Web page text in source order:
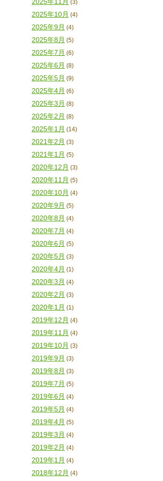
(3)
2025年10月 (4)
2025年9月 (4)
2025年8月 (5)
2025年7月 (6)
2025年6月 (8)
2025年5月 (9)
2025年4月 (6)
2025年3月 (8)
2025年2月 (8)
2025年1月 (14)
2021年2月 (3)
2021年1月 (5)
2020年12月 (3)
2020年11月 (5)
2020年10月 (4)
2020年9月 (5)
2020年8月 (4)
2020年7月 (4)
2020年6月 (5)
2020年5月 (3)
2020年4月 (1)
2020年3月 (4)
2020年2月 (3)
2020年1月 (1)
2019年12月 (4)
2019年11月 (4)
2019年10月 (3)
2019年9月 (3)
2019年8月 (3)
2019年7月 (5)
2019年6月 (4)
2019年5月 (4)
2019年4月 (5)
2019年3月 (4)
2019年2月 (4)
2019年1月 (4)
2018年12月 (4)